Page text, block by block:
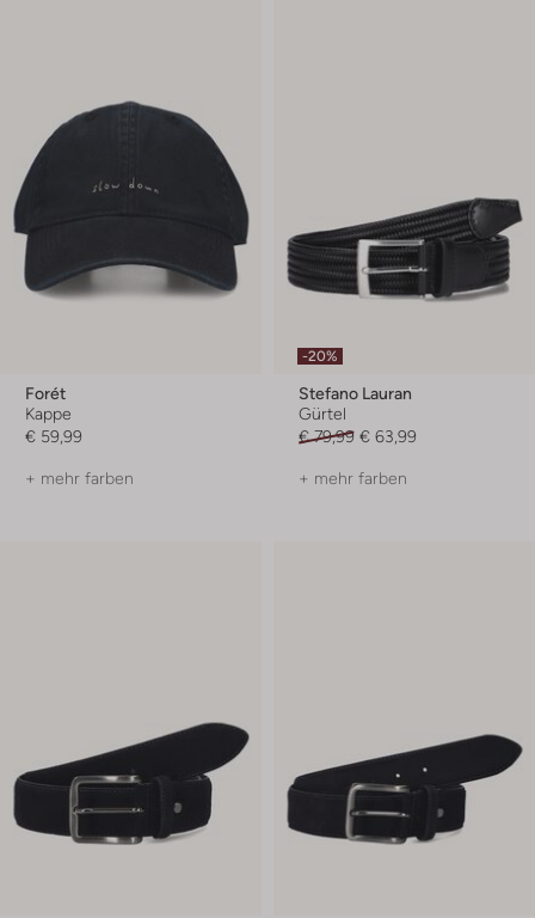
Forét
Kappe
€ 59,99
+ mehr farben
-20%
Stefano Lauran
Gürtel
€ 79,99 € 63,99
+ mehr farben